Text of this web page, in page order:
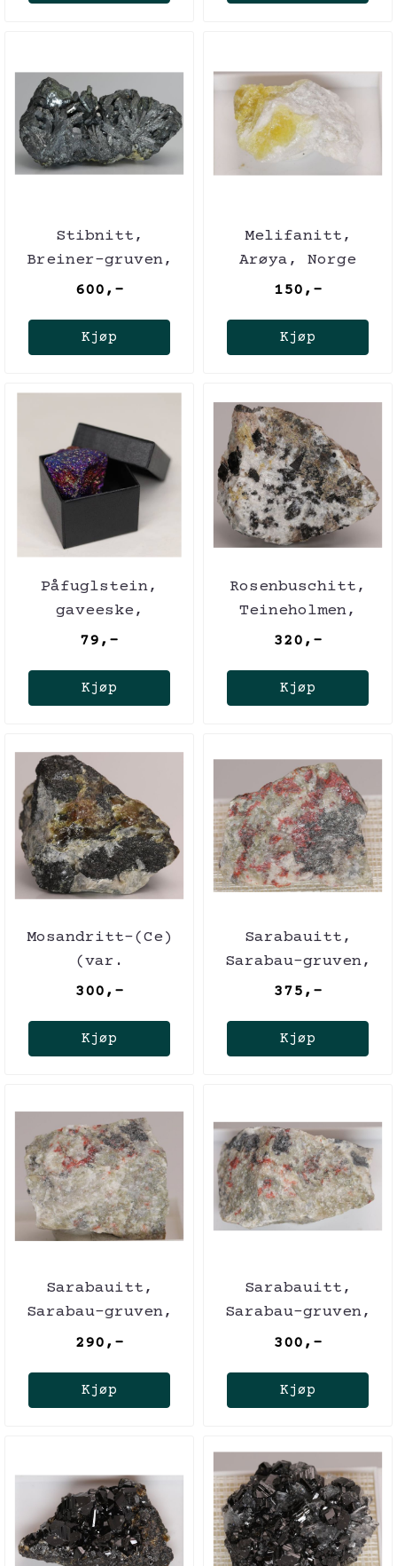
Stibnitt,
Breiner-gruven,
Romania
600,-
Kjøp
Melifanitt,
Arøya, Norge
150,-
Kjøp
Påfuglstein,
gaveeske,
kobberkis/chalcopyritt
79,-
Kjøp
Rosenbuschitt,
Teineholmen,
Norge
320,-
Kjøp
Mosandritt-(Ce)
(var.
Lovochorritt),
gruven, russland
300,-
Kjøp
Sarabauitt,
Sarabau-gruven,
Malaysia
375,-
Kjøp
Sarabauitt,
Sarabau-gruven,
Malaysia
290,-
Kjøp
Sarabauitt,
Sarabau-gruven,
Malaysia
300,-
Kjøp